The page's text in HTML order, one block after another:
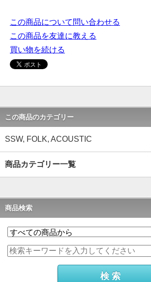
この商品について問い合わせる
この商品を友達に教える
買い物を続ける
この商品のカテゴリー
SSW, FOLK, ACOUSTIC
商品カテゴリー一覧
商品検索